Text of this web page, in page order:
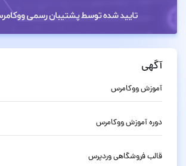
آگهی
آموزش ووکامرس
دوره آموزش ووکامرس
قالب فروشگاهی وردپرس